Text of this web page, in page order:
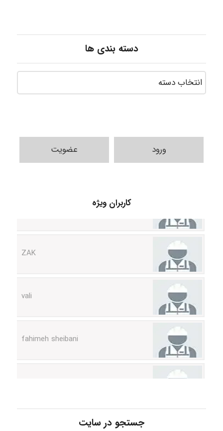
دسته بندی ها
ورود عضویت
کاربران ویژه
جستجو در سایت